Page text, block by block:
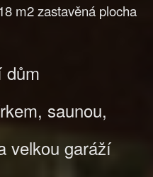
m2 zastavěná plocha
dům
saunou,
velkou garáží